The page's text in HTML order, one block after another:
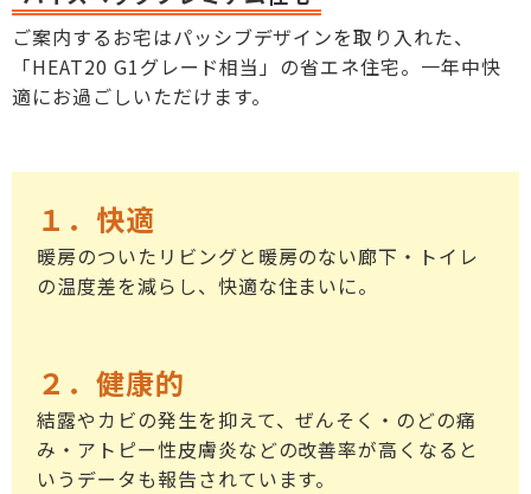
ご案内するお宅はパッシブデザインを取り入れた、
「HEAT20 G1グレード相当」の省エネ住宅。一年中快
適にお過ごしいただけます。
１．快適
暖房のついたリビングと暖房のない廊下・トイレ
の温度差を減らし、快適な住まいに。
２．健康的
結露やカビの発生を抑えて、ぜんそく・のどの痛
み・アトピー性皮膚炎などの改善率が高くなると
いうデータも報告されています。